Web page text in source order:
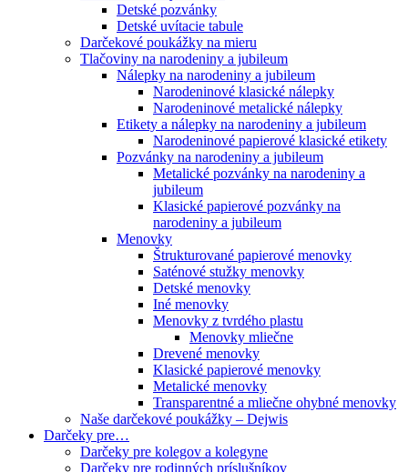
Detské pozvánky
Detské uvítacie tabule
Darčekové poukážky na mieru
Tlačoviny na narodeniny a jubileum
Nálepky na narodeniny a jubileum
Narodeninové klasické nálepky
Narodeninové metalické nálepky
Etikety a nálepky na narodeniny a jubileum
Narodeninové papierové klasické etikety
Pozvánky na narodeniny a jubileum
Metalické pozvánky na narodeniny a
jubileum
Klasické papierové pozvánky na
narodeniny a jubileum
Menovky
Štrukturované papierové menovky
Saténové stužky menovky
Detské menovky
Iné menovky
Menovky z tvrdého plastu
Menovky mliečne
Drevené menovky
Klasické papierové menovky
Metalické menovky
Transparentné a mliečne ohybné menovky
Naše darčekové poukážky – Dejwis
Darčeky pre…
Darčeky pre kolegov a kolegyne
Darčeky pre rodinných príslušníkov